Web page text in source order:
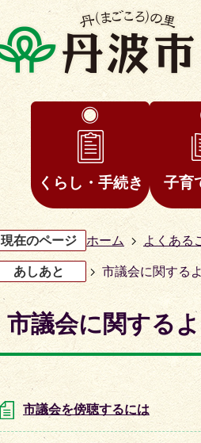
くらし・手続き 子育
現在のページ ホーム よくある
あしあと 市議会に関する
市議会に関する
市議会を傍聴するには
4
枚
目
ス
ラ